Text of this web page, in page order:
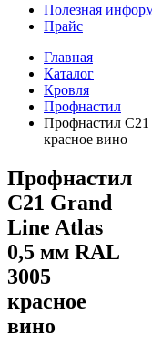
Полезная
Прайс
Главная
Каталог
Кровля
Профнастил
Профнастил
красное вино
Профнастил
С21 Grand
Line Atlas
0,5 мм RAL
3005
красное
вино